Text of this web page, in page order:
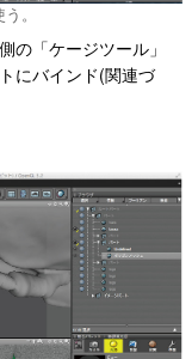
。
の「ケージツール」
にバインド(関連づ